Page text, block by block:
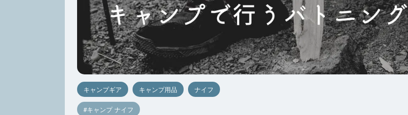
キャンプギア キャンプ用品 ナイフ
キャンプ ナイフ